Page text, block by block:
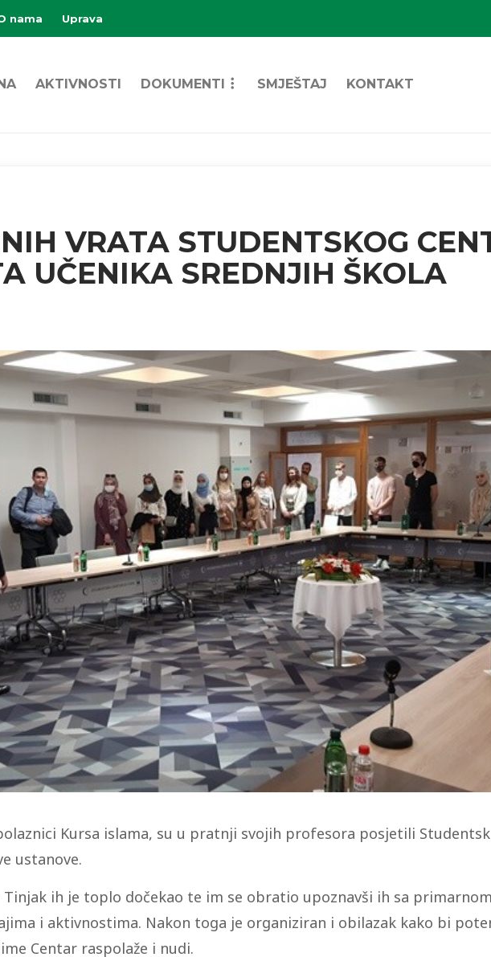
nama Uprava
AKTIVNOSTI DOKUMENTI SMJEŠTAJ KONTAKT
VRATA STUDENTSKOG
UČENIKA SREDNJIH ŠKOLA
Kursa islama, su u pratnji svojih profesora posjetili
ustanove.
ih je toplo dočekao te im se obratio upoznavši ih sa
i aktivnostima. Nakon toga je organiziran i obilazak kako bi
Centar raspolaže i nudi.